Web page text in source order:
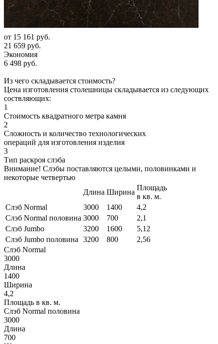
от 15 161 руб.
21 659 руб.
Экономия
6 498 руб.
Из чего складывается стоимость?
Цена изготовления столешницы складывается из следующих
соствляющих:
1
Стоимость квадратного метра камня
2
Сложность и количество технологических
операций для изготовления изделия
3
Тип раскроя слэба
Внимание! Слэбы поставляются целыми, половинками и
некоторые четвертью
Длина Ширина
Площадь
в кв. м.
Слэб Normal
3000 1400
4,2
Слэб Normal половина 3000 700
2,1
Слэб Jumbo
3200 1600
5,12
Слэб Jumbo половина
3200 800
2,56
Слэб Normal
3000
Длина
1400
Ширина
4,2
Площадь в кв. м.
Слэб Normal половина
3000
Длина
700